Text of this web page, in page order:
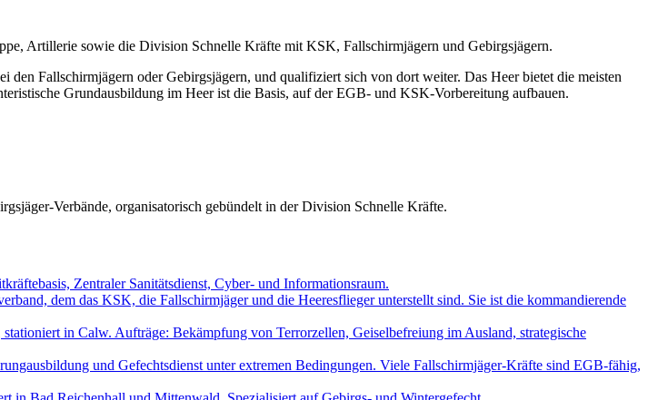
Artillerie sowie die Division Schnelle Kräfte mit KSK, Fallschirmjägern und Gebirgsjägern.
Fallschirmjägern oder Gebirgsjägern, und qualifiziert sich von dort weiter. Das Heer bietet die meisten
Grundausbildung im Heer ist die Basis, auf der EGB- und KSK-Vorbereitung aufbauen.
Verbände, organisatorisch gebündelt in der Division Schnelle Kräfte.
Zentraler Sanitätsdienst, Cyber- und Informationsraum.
dem das KSK, die Fallschirmjäger und die Heeresflieger unterstellt sind. Sie ist die kommandierende
in Calw. Aufträge: Bekämpfung von Terrorzellen, Geiselbefreiung im Ausland, strategische
und Gefechtsdienst unter extremen Bedingungen. Viele Fallschirmjäger-Kräfte sind EGB-fähig,